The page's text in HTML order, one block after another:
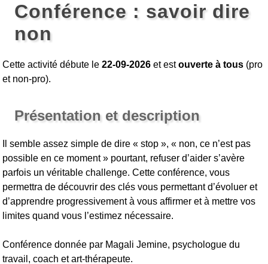
Conférence : savoir dire
non
Cette activité débute le22-09-2026 et estouverte à tous (pro
et non-pro).
Présentation et description
Il semble assez simple de dire « stop », « non, ce n’est pas
possible en ce moment » pourtant, refuser d’aider s’avère
parfois un véritable challenge. Cette conférence, vous
permettra de découvrir des clés vous permettant d’évoluer et
d’apprendre progressivement à vous affirmer et à mettre vos
limites quand vous l’estimez nécessaire.
Conférence donnée par Magali Jemine, psychologue du
travail, coach et art-thérapeute.